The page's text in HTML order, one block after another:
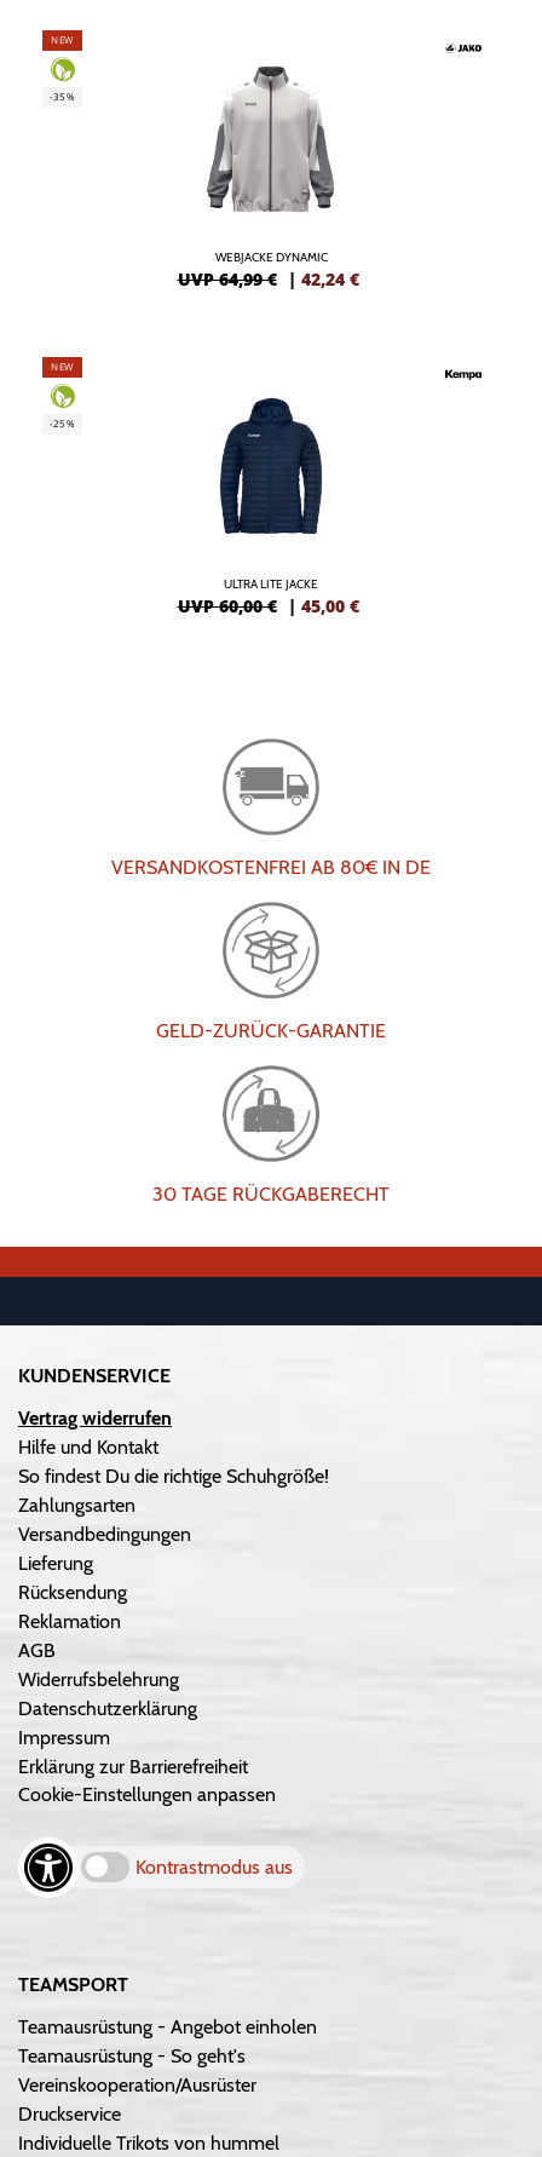
NEW
-35%
WEBJACKE DYNAMIC
UVP 64,99 € | 42,24 €
NEW
-25%
ULTRA LITE JACKE
UVP 60,00 € | 45,00 €
VERSANDKOSTENFREI AB 80€ IN DE
GELD-ZURÜCK-GARANTIE
30 TAGE RÜCKGABERECHT
KUNDENSERVICE
Vertrag widerrufen
Hilfe und Kontakt
So findest Du die richtige Schuhgröße!
Zahlungsarten
Versandbedingungen
Lieferung
Rücksendung
Reklamation
AGB
Widerrufsbelehrung
Datenschutzerklärung
Impressum
Erklärung zur Barrierefreiheit
Cookie-Einstellungen anpassen
Kontrastmodus aus
TEAMSPORT
Teamausrüstung - Angebot einholen
Teamausrüstung - So geht's
Vereinskooperation/Ausrüster
Druckservice
Individuelle Trikots von hummel